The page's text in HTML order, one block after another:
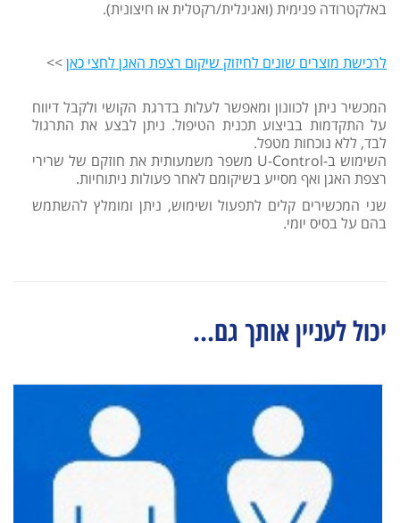
באלקטרודה פנימית (ואגינלית/רקטלית או חיצונית).
לרכישת מוצרים שונים לחיזוק שיקום רצפת האגן לחצי כאן>>
המכשיר ניתן לכוונון ומאפשר לעלות בדרגת הקושי ולקבל דיווח
על התקדמות בביצוע תכנית הטיפול. ניתן לבצע את התרגול
לבד, ללא נוכחות מטפל.
השימוש ב-U-Control משפר משמעותית את חוזקם של שרירי
רצפת האגן ואף מסייע בשיקומם לאחר פעולות ניתוחיות.
שני המכשירים קלים לתפעול ושימוש, ניתן ומומלץ להשתמש
בהם על בסיס יומי.
יכול לעניין אותך גם...